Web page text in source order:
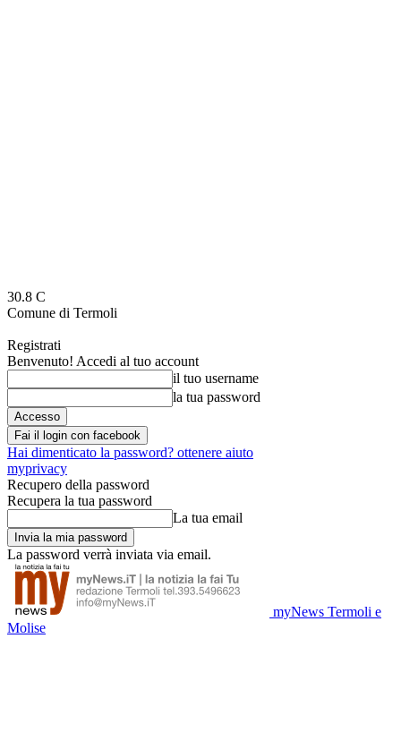
30.8 C
Comune di Termoli
Registrati
Benvenuto! Accedi al tuo account
il tuo username
la tua password
Fai il login con facebook
Hai dimenticato la password? ottenere aiuto
myprivacy
Recupero della password
Recupera la tua password
La tua email
La password verrà inviata via email.
myNews Termoli e
Molise